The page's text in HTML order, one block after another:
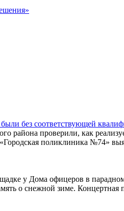
без соответствующей
района проверили, как
поликлиника №74»
у Дома офицеров в
о снежной зиме.